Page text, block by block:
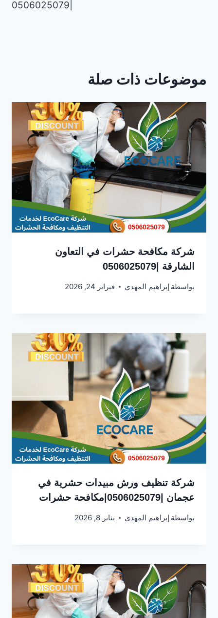
موضوعات ذات صلة
شركة مكافحة حشرات في التعاون
الشارقة |0506025079
بواسطة إبراهيم المهدي فبراير 24, 2026
شركة تنظيف ورش مبيدات حشرية في
عجمان |0506025079|مكافحة حشرات
بواسطة إبراهيم المهدي يناير 8, 2026